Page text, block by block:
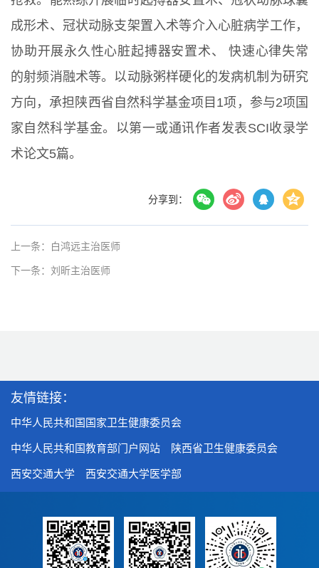
成形术、冠状动脉支架置入术等介入心脏病学工作，
协助开展永久性心脏起搏器安置术、 快速心律失常
的射频消融术等。以动脉粥样硬化的发病机制为研究
方向，承担陕西省自然科学基金项目1项，参与2项国
家自然科学基金。以第一或通讯作者发表SCI收录学
术论文5篇。
分享到：
上一条：白鸿远主治医师
下一条：刘昕主治医师
友情链接：
中华人民共和国国家卫生健康委员会
中华人民共和国教育部门户网站 陕西省卫生健康委员会
西安交通大学 西安交通大学医学部